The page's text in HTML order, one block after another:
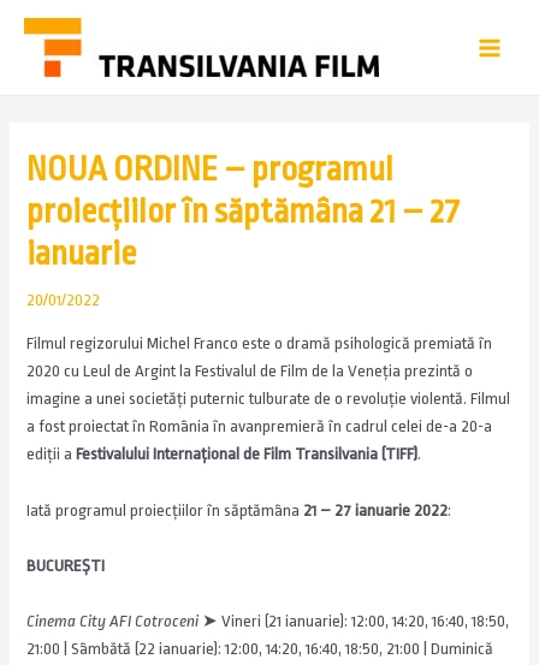
NOUA ORDINE – programul
proiecțiilor în săptămâna 21 – 27
ianuarie
20/01/2022
Filmul regizorului Michel Franco este o dramă psihologică premiată în
2020 cu Leul de Argint la Festivalul de Film de la Veneția prezintă o
imagine a unei societăți puternic tulburate de o revoluție violentă. Filmul
a fost proiectat în România în avanpremieră în cadrul celei de-a 20-a
ediții a Festivalului Internațional de Film Transilvania (TIFF).
Iată programul proiecțiilor în săptămâna 21 – 27 ianuarie 2022:
BUCUREȘTI
Cinema City AFI Cotroceni ➤ Vineri (21 ianuarie): 12:00, 14:20, 16:40, 18:50,
21:00 | Sâmbătă (22 ianuarie): 12:00, 14:20, 16:40, 18:50, 21:00 | Duminică